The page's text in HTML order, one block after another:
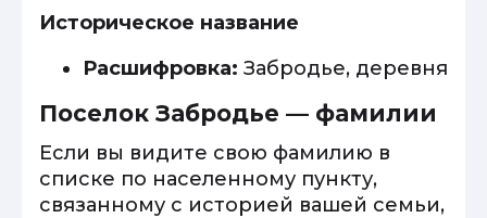
Историческое название
Расшифровка: Забродье, деревня
Поселок Забродье — фамилии
Если вы видите свою фамилию в
списке по населенному пункту,
связанному с историей вашей семьи,